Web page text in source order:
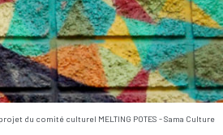
du comité culturel MELTING POTES - Sama Culture